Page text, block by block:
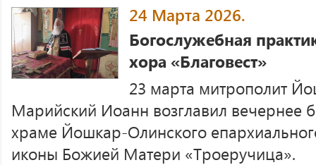
24 Марта 2026.
Богослужебная
хора «Благовест»
23 марта митрополит
Марийский Иоанн возглавил вечернее
храме Йошкар-Олинского
иконы Божией Матери «Троеручица».